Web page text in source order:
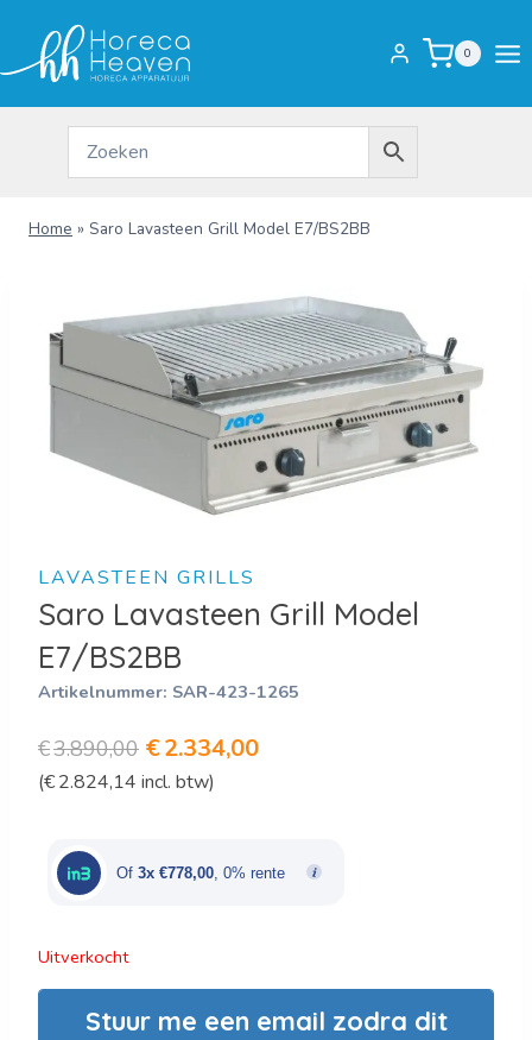
inhoud
0
Home » Saro Lavasteen Grill Model E7/BS2BB
LAVASTEEN GRILLS
Saro Lavasteen Grill Model
E7/BS2BB
Artikelnummer: SAR-423-1265
€3.890,00 Oorspronkelijke
prijs
€3.890,00.
€2.334,00Huidige
€2.334,00.
(€2.824,14 incl. btw)
Of 3x €778,00, 0% rente
Uitverkocht
Stuur me een email zodra dit